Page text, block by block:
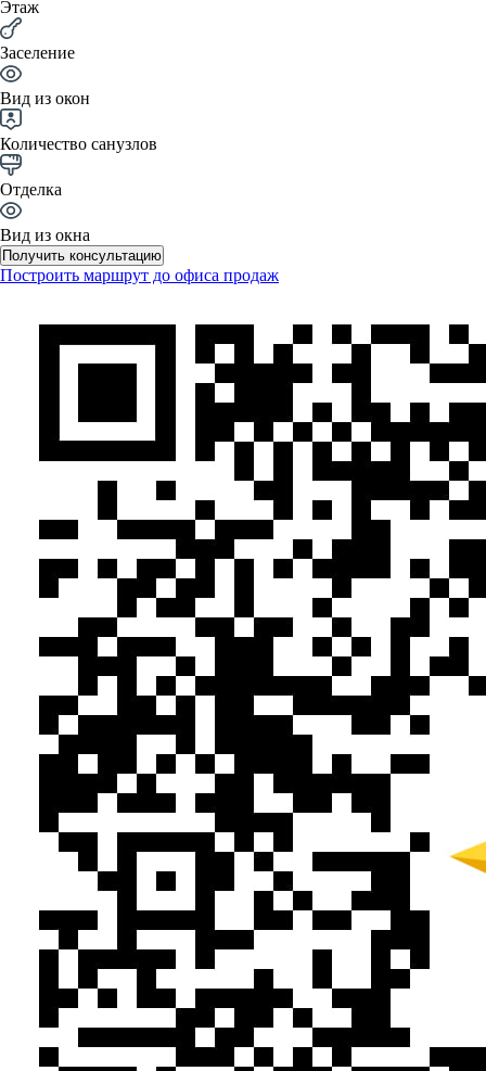
Этаж
Заселение
Вид из окон
Количество санузлов
Отделка
Вид из окна
Получить консультацию
Построить маршрут до офиса продаж